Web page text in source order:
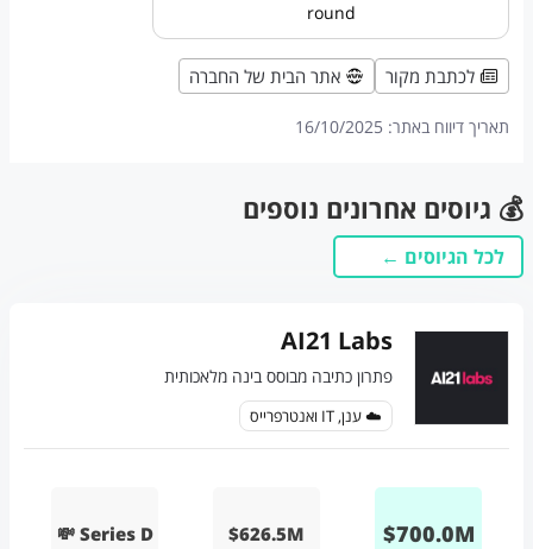
round
לכתבת מקור אתר הבית של החברה
תאריך דיווח באתר: 16/10/2025
💰 גיוסים אחרונים נוספים
לכל הגיוסים ←
AI21 Labs
פתרון כתיבה מבוסס בינה מלאכותית
☁️ ענן, IT ואנטרפרייס
M
700.0
$
$626.5M
💸 Series D